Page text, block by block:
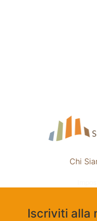
Chi
Iscriviti alla